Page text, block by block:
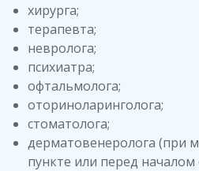
хирурга;
терапевта;
невролога;
психиатра;
офтальмолога;
оториноларинголога;
стоматолога;
дерматовенеролога (при
пункте или перед